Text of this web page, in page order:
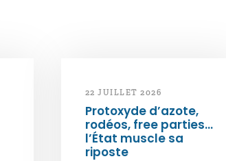
22 JUILLET 2026
Protoxyde d’azote,
rodéos, free parties…
l’État muscle sa
riposte